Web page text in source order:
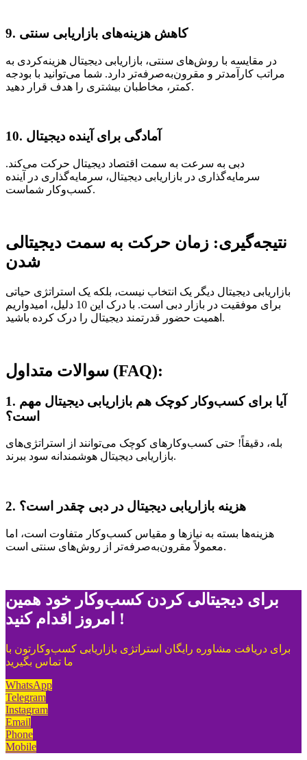
9. کاهش هزینه‌های بازاریابی سنتی
در مقایسه با روش‌های سنتی، بازاریابی دیجیتال هزینه‌کردی به
مراتب کارآمدتر و مقرون‌به‌صرفه‌تر دارد. شما می‌توانید با بودجه
کمتر، مخاطبان بیشتری را هدف قرار دهید.
10. آمادگی برای آینده دیجیتال
دبی به سرعت به سمت اقتصاد دیجیتال حرکت می‌کند.
سرمایه‌گذاری در بازاریابی دیجیتال، سرمایه‌گذاری در آینده
کسب‌وکار شماست.
نتیجه‌گیری: زمان حرکت به سمت دیجیتالی
شدن
بازاریابی دیجیتال دیگر یک انتخاب نیست، بلکه یک استراتژی حیاتی
برای موفقیت در بازار دبی است. با درک این 10 دلیل، امیدواریم
اهمیت حضور قدرتمند دیجیتال را درک کرده باشید.
(FAQ):
1. آیا برای کسب‌وکار کوچک هم بازاریابی دیجیتال مهم
است؟
بله، دقیقاً! حتی کسب‌وکارهای کوچک می‌توانند از استراتژی‌های
بازاریابی دیجیتال هوشمندانه سود ببرند.
2. هزینه بازاریابی دیجیتال در دبی چقدر است؟
هزینه‌ها بسته به نیازها و مقیاس کسب‌وکار متفاوت است، اما
معمولاً مقرون‌به‌صرفه‌تر از روش‌های سنتی است.
برای دیجیتالی کردن کسب‌وکار خود همین
امروز اقدام کنید !
برای دریافت مشاوره رایگان استراتژی بازاریابی کسب‌وکارتون با
ما تماس بگیرید
WhatsApp
Telegram
Instagram
Email
Phone
Mobile